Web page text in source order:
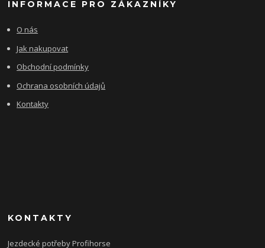
INFORMACE PRO ZÁKAZNÍKY
O nás
Jak nakupovat
Obchodní podmínky
Ochrana osobních údajů
Kontakty
KONTAKTY
Jezdecké potřeby Profihorse